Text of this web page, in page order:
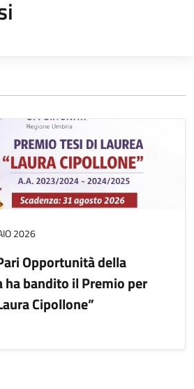
2026
Opportunità della
ha bandito il Premio per
Cipollone”